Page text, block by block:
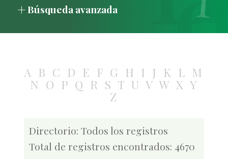
Búsqueda avanzada
A B C D E F G H I J K L M
N O P Q R S T U V W X Y
Z
Directorio: Todos los registros
Total de registros encontrados: 4670